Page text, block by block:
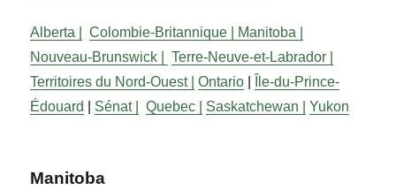
Alberta | Colombie-Britannique | Manitoba |
Nouveau-Brunswick |
Terre-Neuve-et-Labrador |
Territoires du Nord-Ouest |
Ontario
Île-du-Prince-
Édouard
Sénat | Quebec | Saskatchewan | Yukon
Manitoba